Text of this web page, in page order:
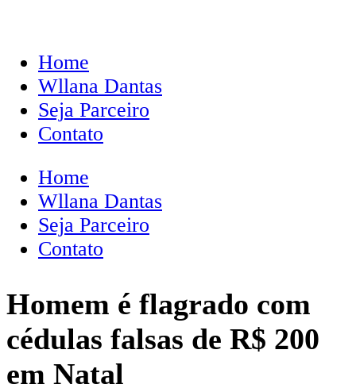
Home
Wllana Dantas
Seja Parceiro
Contato
Home
Wllana Dantas
Seja Parceiro
Contato
Homem é flagrado com
cédulas falsas de R$ 200
em Natal